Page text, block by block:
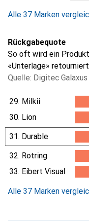
Alle 37 Marken
Rückgabequote
So oft wird ein
«Unterlage»
Quelle: Digitec Galaxus
29. Milkii
30. Lion
31. Durable
32. Rotring
33. Eibert Visual
Alle 37 Marken